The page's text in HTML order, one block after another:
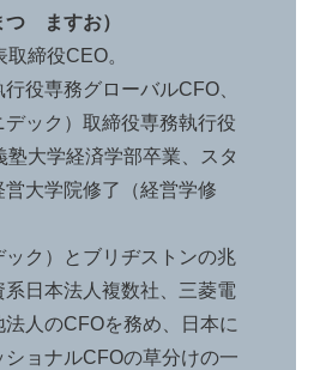
つ ますお）
締役CEO。
役専務グローバルCFO、
ック）取締役専務執行役
塾大学経済学部卒業、スタ
営大学院修了（経営学修
ック）とブリヂストンの兆
系日本法人複数社、三菱電
人のCFOを務め、日本に
ョナルCFOの草分けの一